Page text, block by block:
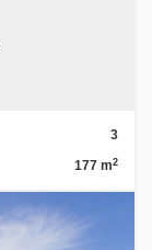
3
177 m2